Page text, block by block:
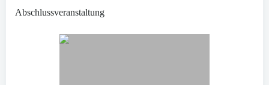
Abschlussveranstaltung